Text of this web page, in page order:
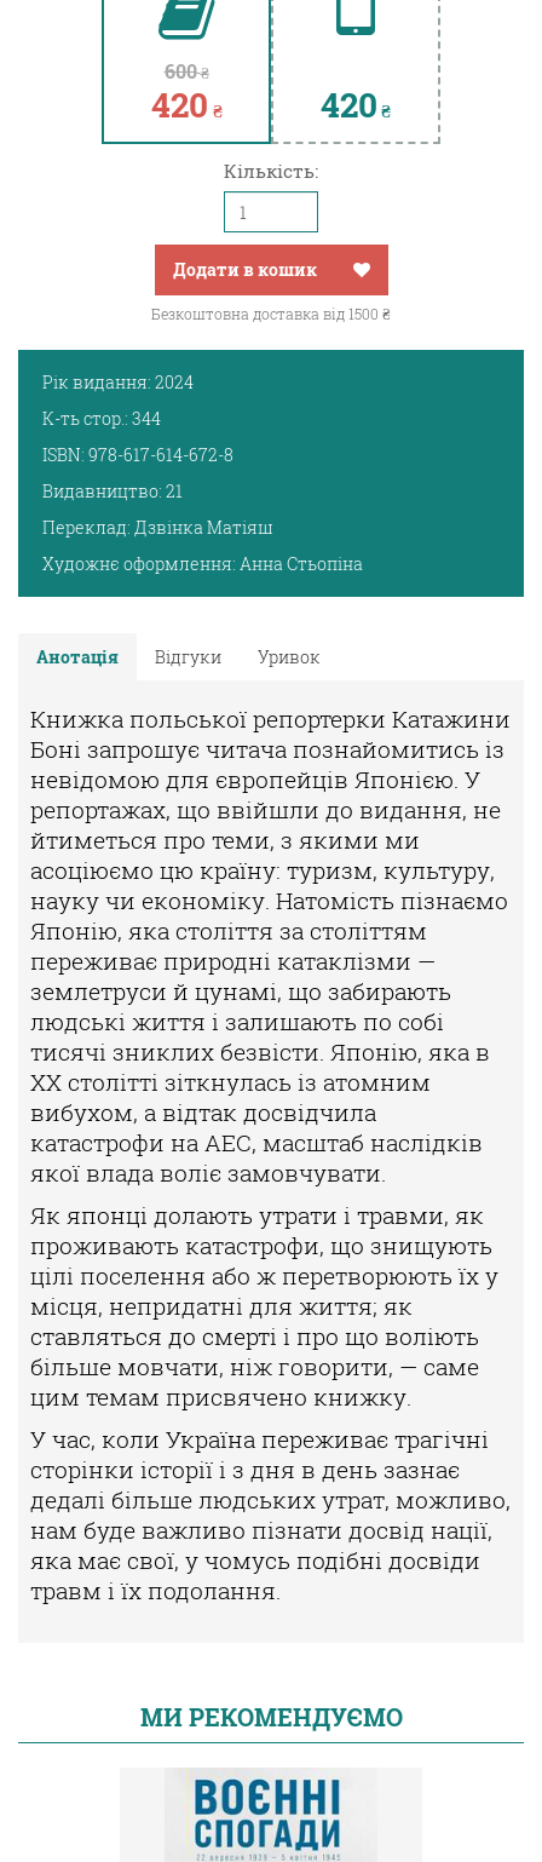
600₴
420 ₴ 420 ₴
Кількість:
Додати в кошик
Безкоштовна доставка від 1500 ₴
Рік видання: 2024
К-ть стор.: 344
ISBN: 978-617-614-672-8
Видавництво: 21
Переклад: Дзвінка Матіяш
Художнє оформлення: Анна Стьопіна
Анотація Відгуки Уривок
Книжка польської репортерки Катажини
Боні запрошує читача познайомитись із
невідомою для європейців Японією. У
репортажах, що ввійшли до видання, не
йтиметься про теми, з якими ми
асоціюємо цю країну: туризм, культуру,
науку чи економіку. Натомість пізнаємо
Японію, яка століття за століттям
переживає природні катаклізми —
землетруси й цунамі, що забирають
людські життя і залишають по собі
тисячі зниклих безвісти. Японію, яка в
ХХ столітті зіткнулась із атомним
вибухом, а відтак досвідчила
катастрофи на АЕС, масштаб наслідків
якої влада воліє замовчувати.
Як японці долають утрати і травми, як
проживають катастрофи, що знищують
цілі поселення або ж перетворюють їх у
місця, непридатні для життя; як
ставляться до смерті і про що воліють
більше мовчати, ніж говорити, — саме
цим темам присвячено книжку.
У час, коли Україна переживає трагічні
сторінки історії і з дня в день зазнає
дедалі більше людських утрат, можливо,
нам буде важливо пізнати досвід нації,
яка має свої, у чомусь подібні досвіди
травм і їх подолання.
МИ РЕКОМЕНДУЄМО